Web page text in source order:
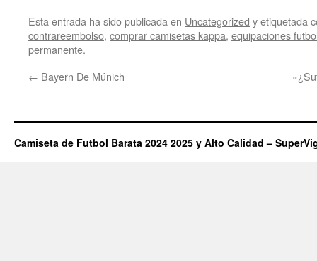
Esta entrada ha sido publicada en Uncategorized y etiquetada
contrareembolso, comprar camisetas kappa, equipaciones
permanente.
← Bayern De Múnich
Camiseta de Futbol Barata 2024 2025 y Alto Calidad –